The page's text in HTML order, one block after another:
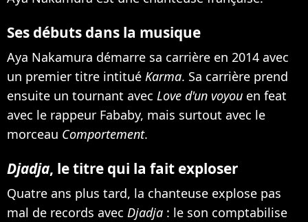
Ses débuts dans la musique
Aya Nakamura démarre sa carrière en 2014 avec
un premier titre intitué Karma. Sa carrière prend
ensuite un tournant avec Love d'un voyou en feat
avec le rappeur Fababy, mais surtout avec le
morceau Comportement.
Djadja, le titre qui la fait exploser
Quatre ans plus tard, la chanteuse explose pas
mal de records avec Djadja : le son comptabilise